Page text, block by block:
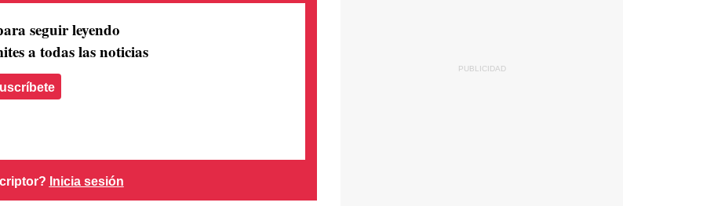
seguir leyendo
a todas las noticias
Inicia sesión